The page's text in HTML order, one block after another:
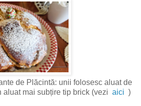
de Plăcintă: unii folosesc aluat de
aluat mai subțire tip brick (vezi aici )